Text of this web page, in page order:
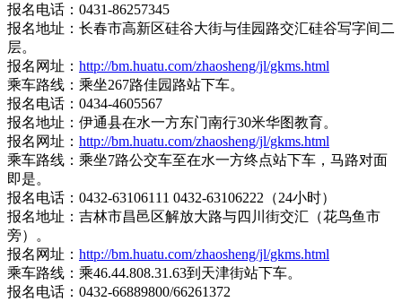
报名电话：0431-86257345
报名地址：长春市高新区硅谷大街与佳园路交汇硅谷写字间二
层。
报名网址： http://bm.huatu.com/zhaosheng/jl/gkms.html
乘车路线：乘坐267路佳园路站下车。
报名电话：0434-4605567
报名地址：伊通县在水一方东门南行30米华图教育。
报名网址： http://bm.huatu.com/zhaosheng/jl/gkms.html
乘车路线：乘坐7路公交车至在水一方终点站下车，马路对面
即是。
报名电话：0432-63106111 0432-63106222（24小时）
报名地址：吉林市昌邑区解放大路与四川街交汇（花鸟鱼市
旁）。
报名网址： http://bm.huatu.com/zhaosheng/jl/gkms.html
乘车路线：乘46.44.808.31.63到天津街站下车。
报名电话：0432-66889800/66261372